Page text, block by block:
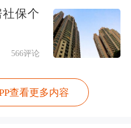
保个
566评论
查看更多内容